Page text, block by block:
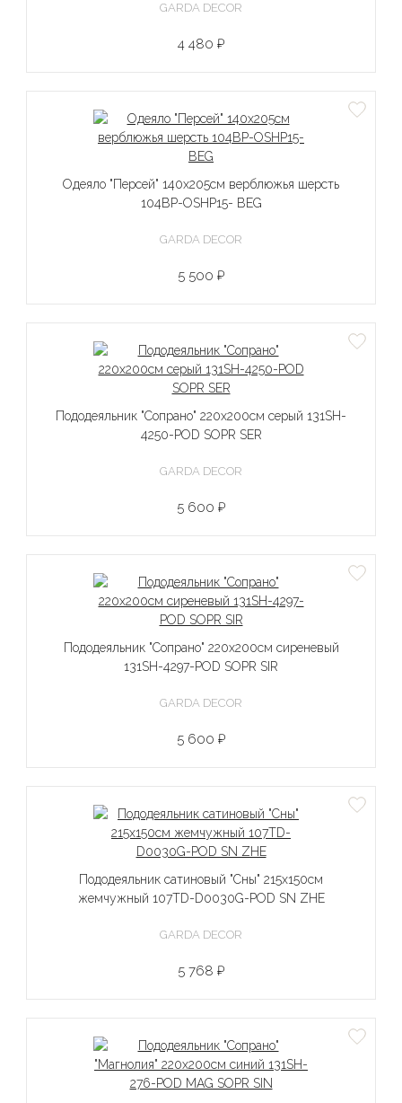
GARDA DECOR
4 480 ₽
Одеяло "Персей" 140х205см верблюжья шерсть
104BP-OSHP15- BEG
GARDA DECOR
5 500 ₽
Пододеяльник "Сопрано" 220х200см серый 131SH-
4250-POD SOPR SER
GARDA DECOR
5 600 ₽
Пододеяльник "Сопрано" 220х200см сиреневый
131SH-4297-POD SOPR SIR
GARDA DECOR
5 600 ₽
Пододеяльник сатиновый "Сны" 215х150см
жемчужный 107TD-D0030G-POD SN ZHE
GARDA DECOR
5 768 ₽